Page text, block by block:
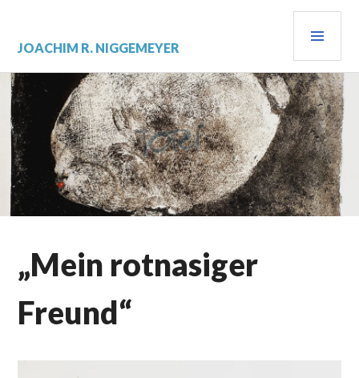
springen
JOACHIM R. NIGGEMEYER
„Mein rotnasiger
Freund“